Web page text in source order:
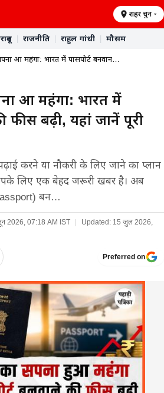
शहर चुनें
राजनीति राहुल गांधी मौसम
हुआ महंगा: भारत में पासपोर्ट बनवान…
हुआ महंगा: भारत में
फीस बढ़ी, यहां जानें पूरी
करने या नौकरी के लिए जाने का प्लान
लिए एक बेहद जरूरी खबर है। अब
बन…
2026, 07:18 AM IST Updated: 15 जुल 2026,
Preferred on